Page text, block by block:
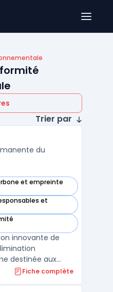
Trier par
du
et empreinte
catégorie
et
catégorie
catégorie
innovante de
destinée aux
leurs objectifs
Fiche complète